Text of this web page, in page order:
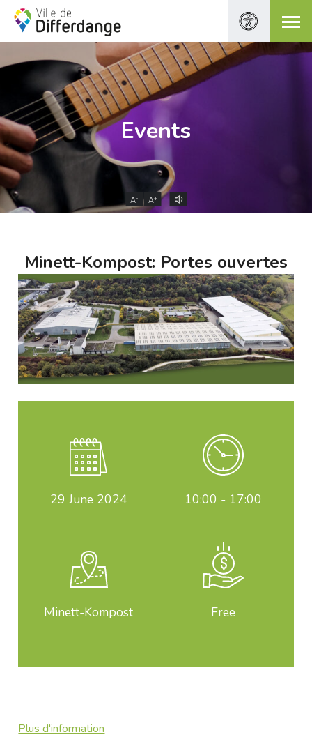
Events
A- A+
Minett-Kompost: Portes ouvertes
29 June 2024 10:00 - 17:00
Minett-Kompost Free
Plus d'information